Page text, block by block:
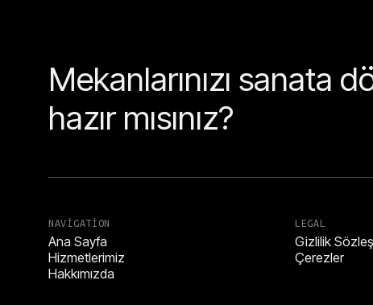
Mekanlarınızı sanata
hazır mısınız?
NAVIGATION
Ana Sayfa
Hizmetlerimiz
Hakkımızda
LEGAL
Gizlilik
Çerezler